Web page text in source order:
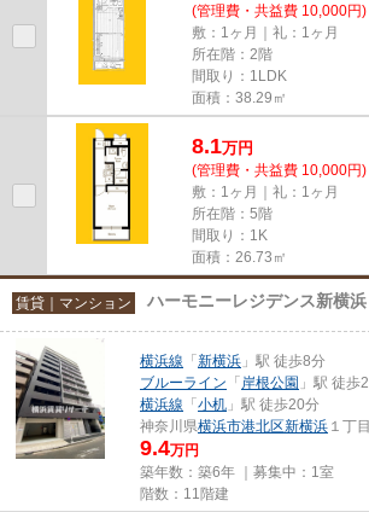
(管理費・共益費 10,000円)
敷：1ヶ月｜礼：1ヶ月
所在階：2階
間取り：1LDK
面積：38.29㎡
8.1万円
(管理費・共益費 10,000円)
敷：1ヶ月｜礼：1ヶ月
所在階：5階
間取り：1K
面積：26.73㎡
賃貸｜マンション ハーモニーレジデンス新横浜
横浜線 「 新横浜 」駅 徒歩8分
ブルーライン 「 岸根公園 」駅 徒歩
横浜線 「 小机 」駅 徒歩20分
神奈川県横浜市港北区新横浜 １丁目
9.4万円
築年数：築6年 ｜募集中： 1室
階数：11階建